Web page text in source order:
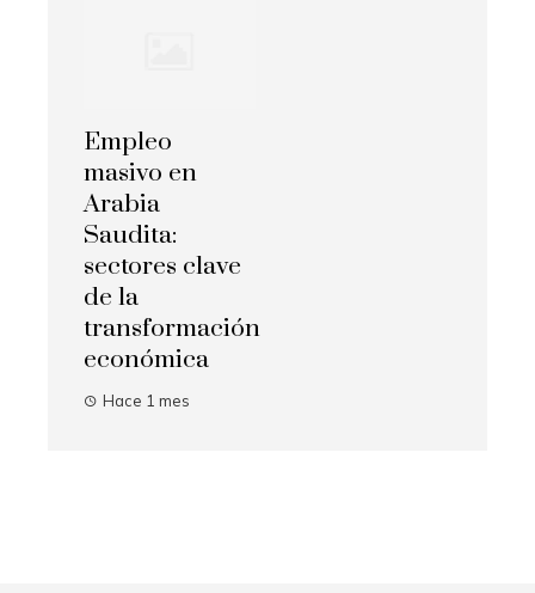
Empleo
masivo en
Arabia
Saudita:
sectores clave
de la
transformación
económica
Hace 1 mes